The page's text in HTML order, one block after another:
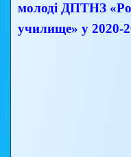
молоді ДПТНЗ
училище» у 2020-